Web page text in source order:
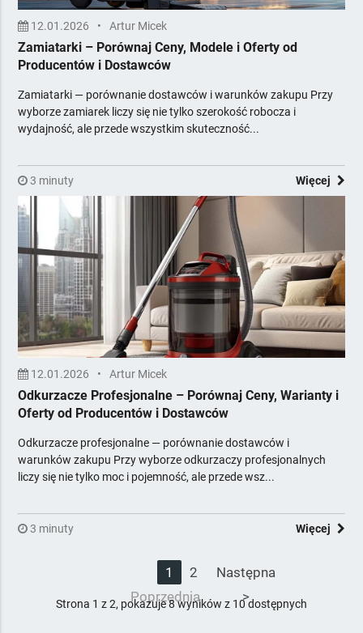
12.01.2026 • Artur Micek
Zamiatarki – Porównaj Ceny, Modele i Oferty od
Producentów i Dostawców
Zamiatarki — porównanie dostawców i warunków zakupu Przy
wyborze zamiarek liczy się nie tylko szerokość robocza i
wydajność, ale przede wszystkim skuteczność...
3 minuty Więcej
12.01.2026 • Artur Micek
Odkurzacze Profesjonalne – Porównaj Ceny, Warianty i
Oferty od Producentów i Dostawców
Odkurzacze profesjonalne — porównanie dostawców i
warunków zakupu Przy wyborze odkurzaczy profesjonalnych
liczy się nie tylko moc i pojemność, ale przede wsz...
3 minuty Więcej
<
Poprzednia
1 2
Następna
>
Strona 1 z 2, pokazuje 8 wyników z 10 dostępnych